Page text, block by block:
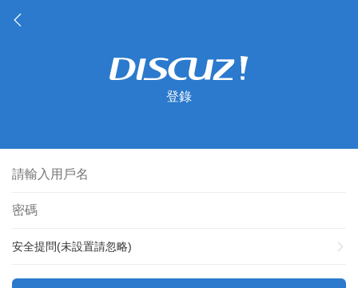
登錄
安全提問(未設置請忽略)